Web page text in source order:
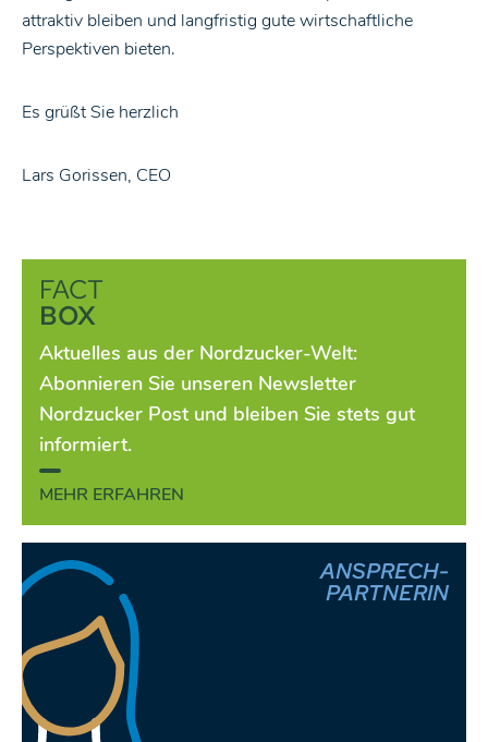
attraktiv bleiben und langfristig gute wirtschaftliche
Perspektiven bieten.
Es grüßt Sie herzlich
Lars Gorissen, CEO
FACT
BOX
Aktuelles aus der Nordzucker-Welt:
Abonnieren Sie unseren Newsletter
Nordzucker Post und bleiben Sie stets gut
informiert.
MEHR ERFAHREN
ANSPRECH-
PARTNERIN